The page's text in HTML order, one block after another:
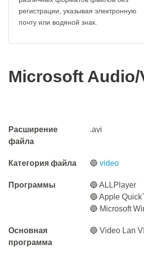
регистрации, указывая электронную
почту или водяной знак.
Microsoft
Расширение
файла
.avi
Категория файла 🔵video
Программы
🔵 ALLPlayer
🔵 Apple
🔵 Microsoft
Основная
программа
🔵 Video Lan